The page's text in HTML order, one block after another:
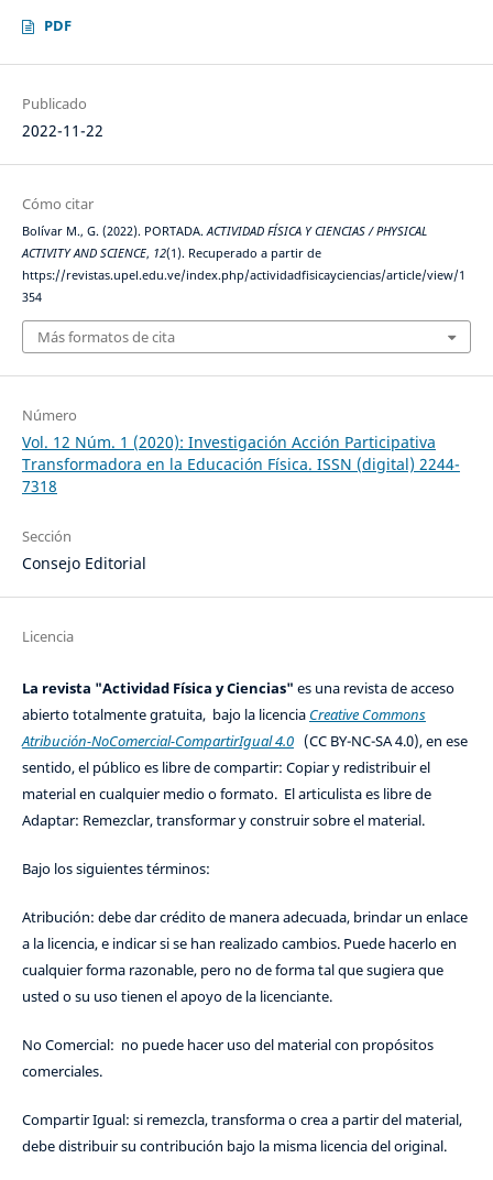
PDF
Publicado
2022-11-22
Cómo citar
Bolívar M., G. (2022). PORTADA.ACTIVIDAD FÍSICA Y CIENCIAS / PHYSICAL
ACTIVITY AND SCIENCE, 12(1). Recuperado a partir de
https://revistas.upel.edu.ve/index.php/actividadfisicayciencias/article/view/1
354
Más formatos de cita
Número
Vol. 12 Núm. 1 (2020): Investigación Acción Participativa
Transformadora en la Educación Física. ISSN (digital) 2244-
7318
Sección
Consejo Editorial
Licencia
La revista "Actividad Física y Ciencias" es una revista de acceso
abierto totalmente gratuita, bajo la licencia Creative Commons
Atribución-NoComercial-CompartirIgual 4.0(CC BY-NC-SA 4.0), en ese
sentido, el público es libre de compartir: Copiar y redistribuir el
material en cualquier medio o formato. El articulista es libre de
Adaptar: Remezclar, transformar y construir sobre el material.
Bajo los siguientes términos:
Atribución: debe dar crédito de manera adecuada, brindar un enlace
a la licencia, e indicar si se han realizado cambios. Puede hacerlo en
cualquier forma razonable, pero no de forma tal que sugiera que
usted o su uso tienen el apoyo de la licenciante.
No Comercial: no puede hacer uso del material con propósitos
comerciales.
Compartir Igual: si remezcla, transforma o crea a partir del material,
debe distribuir su contribución bajo la misma licencia del original.